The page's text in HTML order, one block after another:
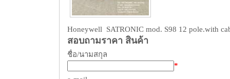
Honeywell SATRONIC mod. S98 12 pole.with
สอบถามราคา สินค้า
ชื่อ/นามสกุล
*